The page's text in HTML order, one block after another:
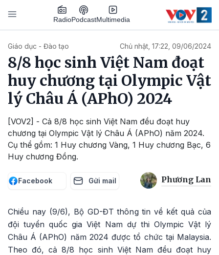
Nhảy đến nội dung
RadioPodcastMultimedia
Giáo dục - Đào tạo Chủ nhật, 17:22, 09/06/2024
8/8 học sinh Việt Nam đoạt
huy chương tại Olympic Vật
lý Châu Á (APhO) 2024
[VOV2] - Cả 8/8 học sinh Việt Nam đều đoạt huy
chương tại Olympic Vật lý Châu Á (APhO) năm 2024.
Cụ thể gồm: 1 Huy chương Vàng, 1 Huy chương Bạc, 6
Huy chương Đồng.
Facebook Gửi mail Phương Lan
Chiều nay (9/6), Bộ GD-ĐT thông tin về kết quả của
đội tuyển quốc gia Việt Nam dự thi Olympic Vật lý
Châu Á (APhO) năm 2024 được tổ chức tại Malaysia.
Theo đó, cả 8/8 học sinh Việt Nam đều đoạt huy